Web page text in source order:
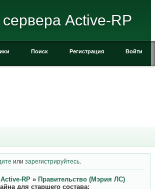
Active-RP
Поиск Регистрация Войти
илизарегистрируйтесь
RP » Правительство (Мэрия ЛС)
для старшего состава: